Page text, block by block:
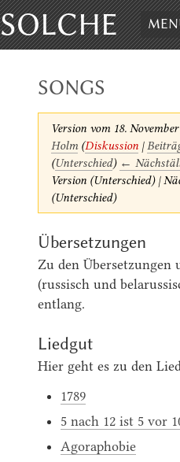
SOLCHE
SONGS
Version vom 18.
Holm (Diskussion|
(Unterschied) ←
Version (Unterschied) |
(Unterschied)
Übersetzungen
Zu den Übersetzungen
(russisch und
entlang.
Liedgut
Hier geht es zu den
1789
5 nach 12 ist 5 vor
Agoraphobie